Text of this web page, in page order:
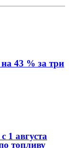
43 % за три
1 августа
топливу